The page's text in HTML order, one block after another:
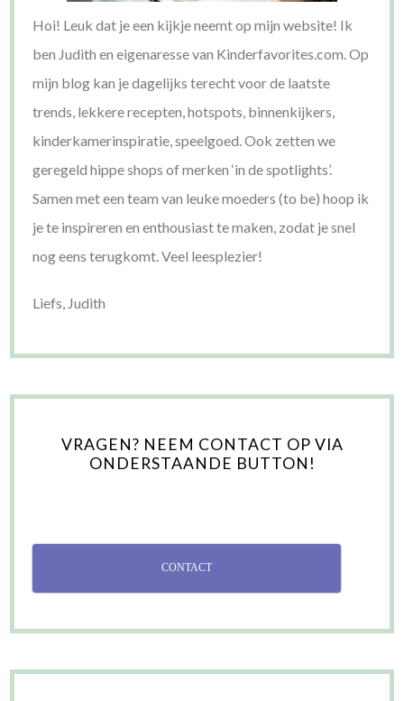
Hoi! Leuk dat je een kijkje neemt op mijn website! Ik
ben Judith en eigenaresse van Kinderfavorites.com. Op
mijn blog kan je dagelijks terecht voor de laatste
trends, lekkere recepten, hotspots, binnenkijkers,
kinderkamerinspiratie, speelgoed. Ook zetten we
geregeld hippe shops of merken ‘in de spotlights’.
Samen met een team van leuke moeders (to be) hoop ik
je te inspireren en enthousiast te maken, zodat je snel
nog eens terugkomt. Veel leesplezier!
Liefs, Judith
VRAGEN? NEEM CONTACT OP VIA
ONDERSTAANDE BUTTON!
CONTACT